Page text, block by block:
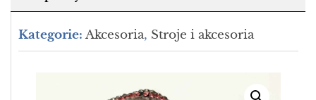
Kategorie: Akcesoria, Stroje i akcesoria